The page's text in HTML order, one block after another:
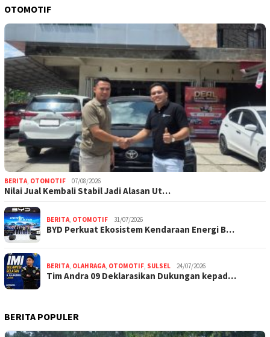
OTOMOTIF
BERITA, OTOMOTIF 07/08/2026
Nilai Jual Kembali Stabil Jadi Alasan Ut…
BERITA, OTOMOTIF 31/07/2026
BYD Perkuat Ekosistem Kendaraan Energi B…
BERITA, OLAHRAGA, OTOMOTIF, SULSEL 24/07/2026
Tim Andra 09 Deklarasikan Dukungan kepad…
BERITA POPULER